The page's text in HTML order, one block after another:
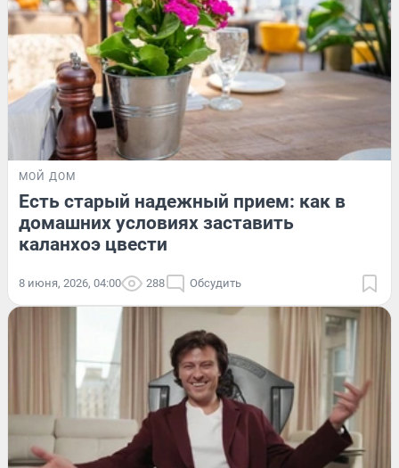
МОЙ ДОМ
Есть старый надежный прием: как в
домашних условиях заставить
каланхоэ цвести
8 июня, 2026, 04:00 288 Обсудить